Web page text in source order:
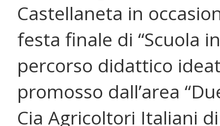
Castellaneta in
festa finale di “Scuola
percorso didattico
promosso dall’area
Cia Agricoltori Italiani